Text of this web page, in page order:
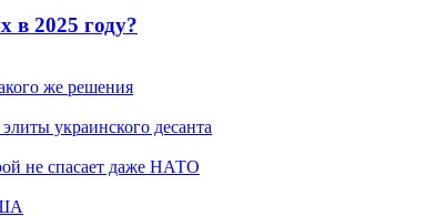
в 2025 году?
же решения
украинского десанта
не спасает даже НАТО